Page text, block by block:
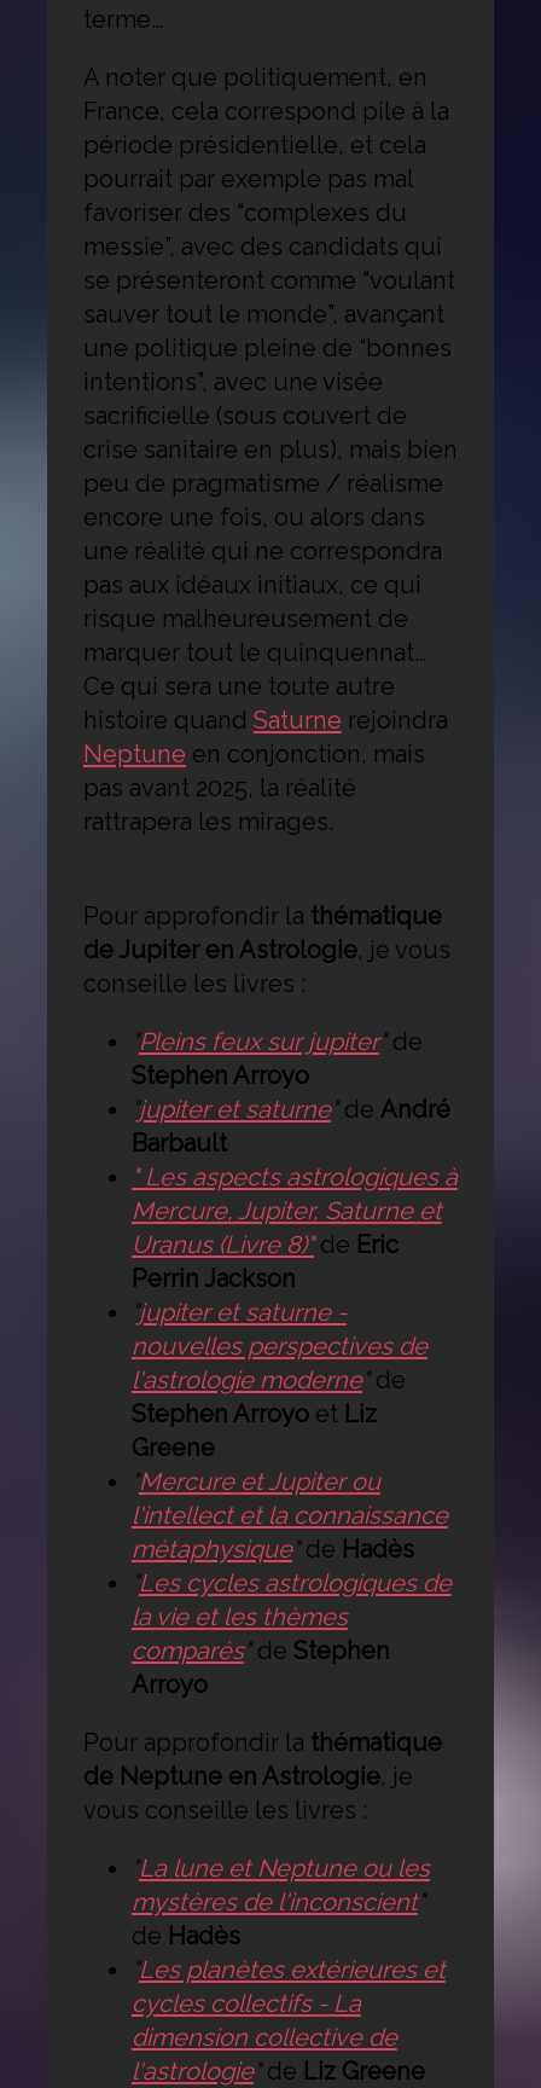
terme…
A noter que politiquement, en
France, cela correspond pile à la
période présidentielle, et cela
pourrait par exemple pas mal
favoriser des “complexes du
messie”, avec des candidats qui
se présenteront comme “voulant
sauver tout le monde”, avançant
une politique pleine de “bonnes
intentions”, avec une visée
sacrificielle (sous couvert de
crise sanitaire en plus), mais bien
peu de pragmatisme / réalisme
encore une fois, ou alors dans
une réalité qui ne correspondra
pas aux idéaux initiaux, ce qui
risque malheureusement de
marquer tout le quinquennat…
Ce qui sera une toute autre
histoire quand Saturne rejoindra
Neptune en conjonction, mais
pas avant 2025, la réalité
rattrapera les mirages.
Pour approfondir la thématique
de Jupiter en Astrologie, je vous
conseille les livres :
"Pleins feux sur jupiter"de
Stephen Arroyo
"jupiter et saturne"de André
Barbault
" Les aspects astrologiques à
Mercure, Jupiter, Saturne et
Uranus (Livre 8)"de Eric
Perrin Jackson
"jupiter et saturne -
nouvelles perspectives de
l'astrologie moderne"de
Stephen Arroyoet Liz
Greene
"Mercure et Jupiter ou
l'intellect et la connaissance
métaphysique"de Hadès
"Les cycles astrologiques de
la vie et les thèmes
comparés"de Stephen
Arroyo
Pour approfondir la thématique
de Neptune en Astrologie, je
vous conseille les livres :
"La lune et Neptune ou les
mystères de l'inconscient"
de Hadès
"Les planètes extérieures et
cycles collectifs - La
dimension collective de
l'astrologie"de Liz Greene